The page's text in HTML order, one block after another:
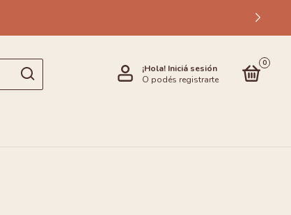
¡Hola! Iniciá sesión
O podés registrarte
0